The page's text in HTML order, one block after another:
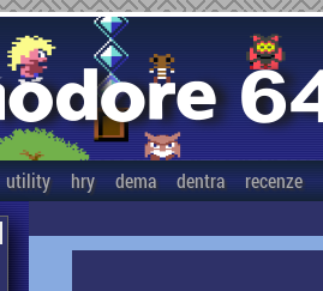
utility hry dema dentra recenze